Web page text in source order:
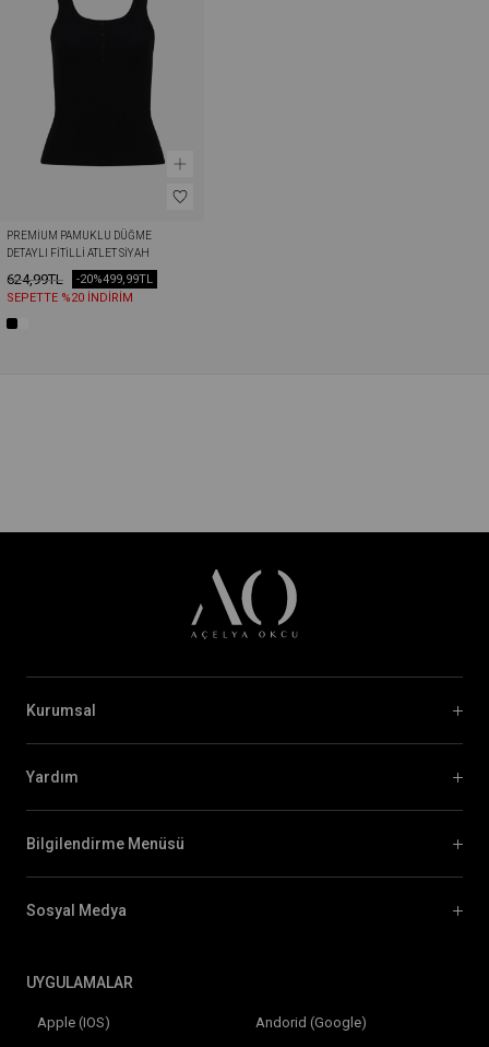
PREMIUM PAMUKLU DÜĞME
DETAYLI FITILLI ATLET SIYAH
624,99TL 499,99TL
-20%
SEPETTE %20 İNDİRİM
Kurumsal
Yardım
Bilgilendirme Menüsü
Sosyal Medya
UYGULAMALAR
Apple (IOS) Andorid (Google)